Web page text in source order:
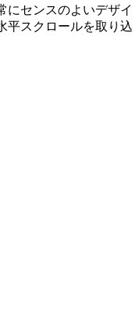
にセンスのよいデザイ
平スクロールを取り込